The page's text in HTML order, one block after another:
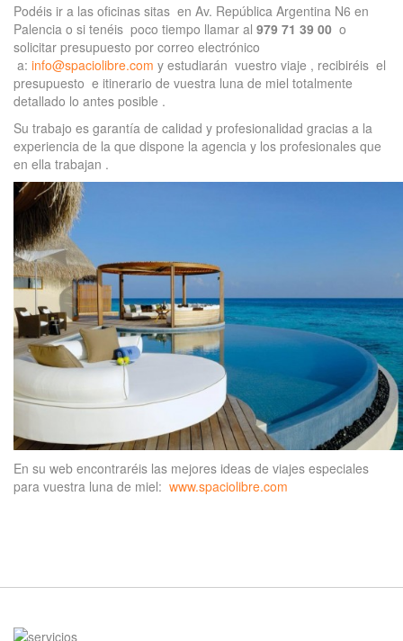
Podéis ir a las oficinas sitas en Av. República Argentina N6 en
Palencia o si tenéis poco tiempo llamar al 979 71 39 00 o
solicitar presupuesto por correo electrónico
a: info@spaciolibre.com y estudiarán vuestro viaje , recibiréis el
presupuesto e itinerario de vuestra luna de miel totalmente
detallado lo antes posible .
Su trabajo es garantía de calidad y profesionalidad gracias a la
experiencia de la que dispone la agencia y los profesionales que
en ella trabajan .
En su web encontraréis las mejores ideas de viajes especiales
para vuestra luna de miel: www.spaciolibre.com